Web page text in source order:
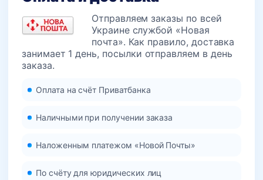
Отправляем заказы по всей
Украине службой «Новая
почта». Как правило, доставка
занимает 1 день, посылки отправляем в день
заказа.
Оплата на счёт Приватбанка
Наличными при получении заказа
Наложенным платежом «Новой Почты»
По счёту для юридических лиц